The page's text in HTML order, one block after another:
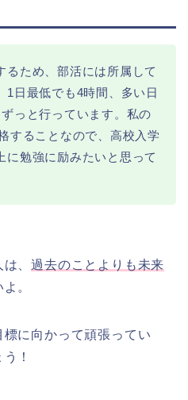
るため、部活には所属して
1日最低でも4時間、多い日
っと行っています。私の
することなので、高校入学
に勉強に励みたいと思って
は、過去のことよりも未来
。
標に向かって頑張ってい
！